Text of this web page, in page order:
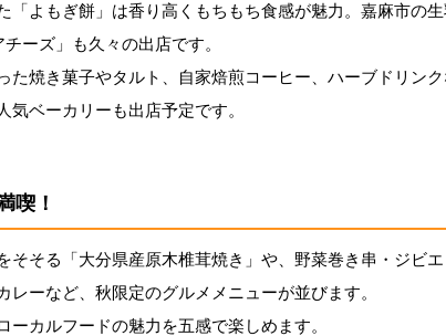
「よもぎ餅」は香り高くもちもち食感が魅力。嘉麻市の
ーズ」も久々の出店です。
た焼き菓子やタルト、自家焙煎コーヒー、ハーブドリンク
気ベーカリーも出店予定です。
喫！
そそる「大分県産原木椎茸焼き」や、野菜巻き串・ジビエ
レーなど、秋限定のグルメメニューが並びます。
ーカルフードの魅力を五感で楽しめます。